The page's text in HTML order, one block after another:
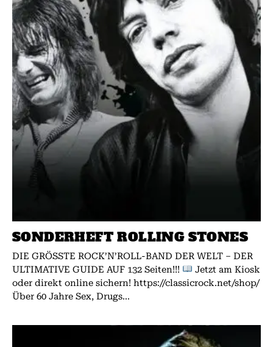
SONDERHEFT ROLLING STONES
DIE GRÖSSTE ROCK’N’ROLL-BAND DER WELT – DER
ULTIMATIVE GUIDE AUF 132 Seiten!!!
Jetzt am Kiosk
oder direkt online sichern! https://classicrock.net/shop/
Über 60 Jahre Sex, Drugs...